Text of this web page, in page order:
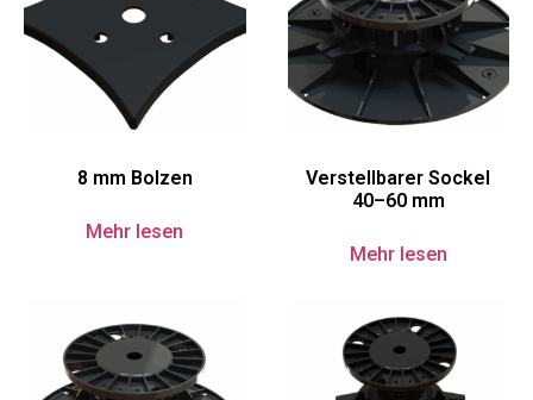
8 mm Bolzen
Mehr lesen
Verstellbarer Sockel
40–60 mm
Mehr lesen